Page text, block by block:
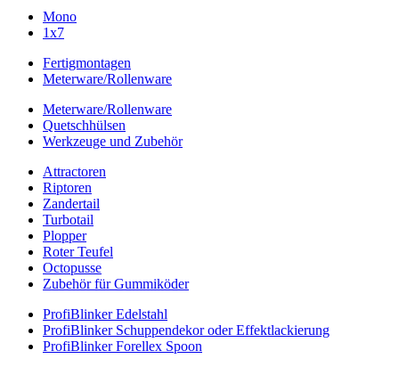
Mono
1x7
Fertigmontagen
Meterware/Rollenware
Meterware/Rollenware
Quetschhülsen
Werkzeuge und Zubehör
Attractoren
Riptoren
Zandertail
Turbotail
Plopper
Roter Teufel
Octopusse
Zubehör für Gummiköder
ProfiBlinker Edelstahl
ProfiBlinker Schuppendekor oder Effektlackierung
ProfiBlinker Forellex Spoon